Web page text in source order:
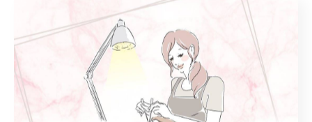
たマツエク
まつ毛パーマ マツエク
一覧に戻る 次のページ >